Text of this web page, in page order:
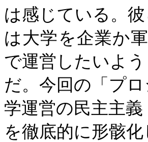
は感じている。彼
は大学を企業か
で運営したいよう
だ。今回の「プ
学運営の民主主義
を徹底的に形骸